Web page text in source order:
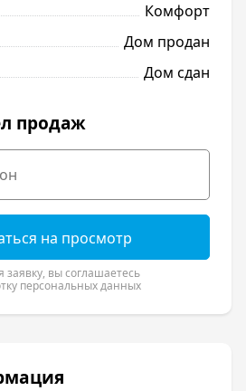
Комфорт
Дом продан
Дом сдан
продаж
на просмотр
заявку, вы соглашаетесь
персональных данных